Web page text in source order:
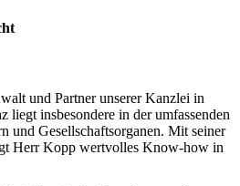
und Partner unserer Kanzlei in
liegt insbesondere in der umfassenden
und Gesellschaftsorganen. Mit seiner
Herr Kopp wertvolles Know-how in